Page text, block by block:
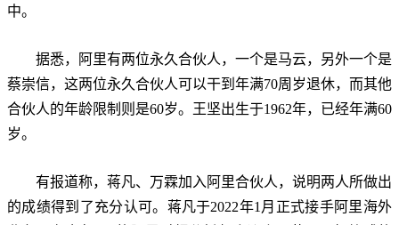
中。
据悉，阿里有两位永久合伙人，一个是马云，另外一个是
蔡崇信，这两位永久合伙人可以干到年满70周岁退休，而其他
合伙人的年龄限制则是60岁。王坚出生于1962年，已经年满60
岁。
有报道称，蒋凡、万霖加入阿里合伙人，说明两人所做出
的成绩得到了充分认可。蒋凡于2022年1月正式接手阿里海外